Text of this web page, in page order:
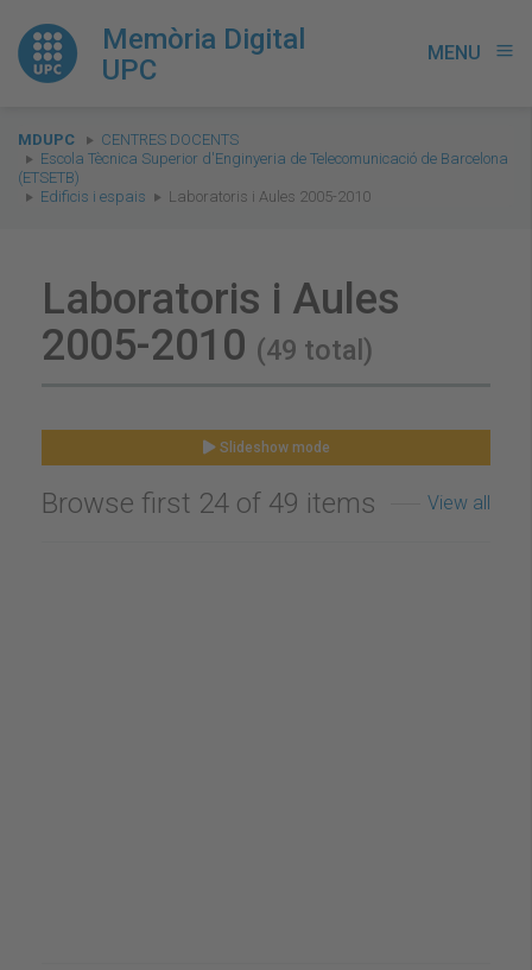
Memòria Digital
UPC
MENU menu
You
are
here:
MDUPC
CENTRES DOCENTS
Escola Tècnica Superior d'Enginyeria de Telecomunicació de Barcelona
(ETSETB)
Edificis i espais
Laboratoris i Aules 2005-2010
Laboratoris i Aules
2005-2010 (49 total)
Slideshow mode
Browse first 24 of 49 items View all